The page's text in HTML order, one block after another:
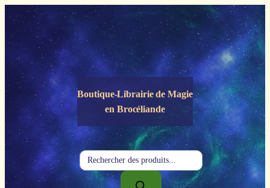
Panneau de gestion des cookies
Boutique-Librairie deMagie
en Brocéliande
Recherche
de
produits